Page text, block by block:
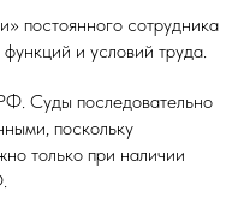
постоянного сотрудника
и условий труда.
Суды последовательно
поскольку
только при наличии